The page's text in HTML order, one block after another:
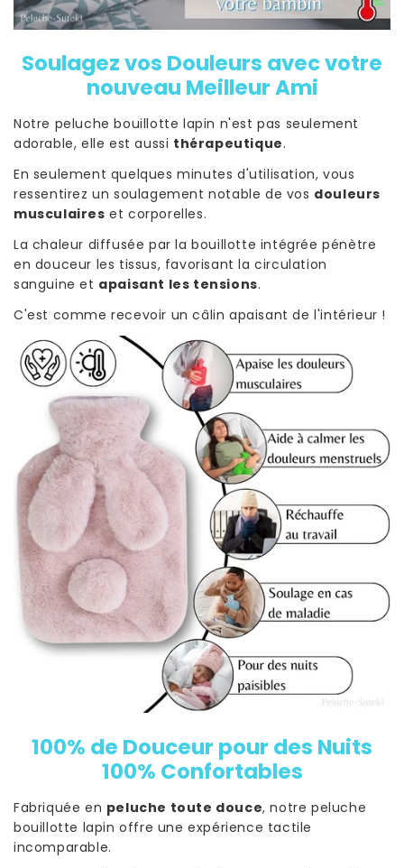
Soulagez vos Douleurs avec votre
nouveau Meilleur Ami
Notre peluche bouillotte lapin n'est pas seulement
adorable, elle est aussi thérapeutique.
En seulement quelques minutes d'utilisation, vous
ressentirez un soulagement notable de vos douleurs
musculaires et corporelles.
La chaleur diffusée par la bouillotte intégrée pénètre
en douceur les tissus, favorisant la circulation
sanguine et apaisant les tensions.
C'est comme recevoir un câlin apaisant de l'intérieur !
100% de Douceur pour des Nuits
100% Confortables
Fabriquée en peluche toute douce, notre peluche
bouillotte lapin offre une expérience tactile
incomparable.